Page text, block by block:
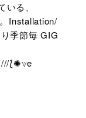
る、
Installation/
季節毎 GIG
///⟅✺⟇e